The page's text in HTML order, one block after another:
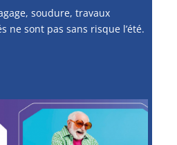
soudure, travaux
ne sont pas sans risque l’été.